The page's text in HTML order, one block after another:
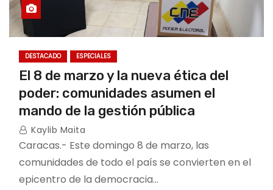
DESTACADO ESPECIALES
El 8 de marzo y la nueva ética del
poder: comunidades asumen el
mando de la gestión pública
Kaylib Maita
Caracas.- Este domingo 8 de marzo, las
comunidades de todo el país se convierten en el
epicentro de la democracia…